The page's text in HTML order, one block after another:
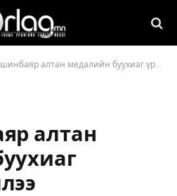
алтан медалийн буухиаг үргэлжлүүллээ
алтан